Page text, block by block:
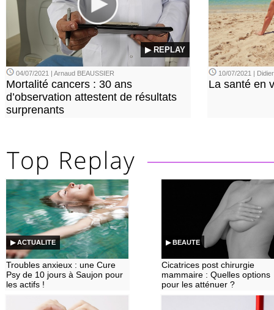
▶ REPLAY
04/07/2021 | Arnaud BEAUSSIER
Mortalité cancers : 30 ans
d’observation attestent de résultats
surprenants
10/07/2021 |
La santé en
▶ ACTUALITE
Troubles anxieux : une Cure
Psy de 10 jours à Saujon pour
les actifs !
▶ BEAUTE
Cicatrices post chirurgie
mammaire : Quelles options
pour les atténuer ?